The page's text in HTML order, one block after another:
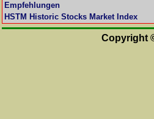
Empfehlungen
HSTM Historic Stocks Market Index
Copyright